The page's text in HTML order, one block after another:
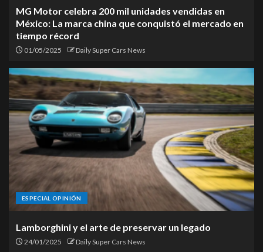
MG Motor celebra 200 mil unidades vendidas en
México: La marca china que conquistó el mercado en
tiempo récord
01/05/2025 Daily Super Cars News
ESPECIAL OPINIÓN
Lamborghini y el arte de preservar un legado
24/01/2025 Daily Super Cars News